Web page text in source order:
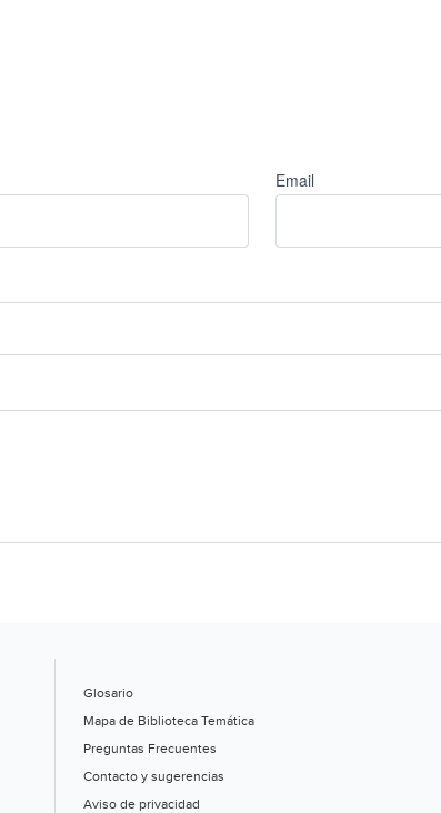
Email
Glosario
Mapa de Biblioteca Temática
Preguntas Frecuentes
Contacto y sugerencias
Aviso de privacidad